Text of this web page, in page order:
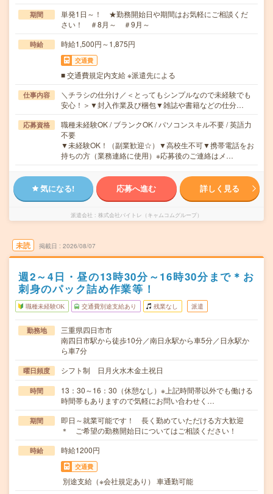
期間
単発1日～！ ★勤務開始日や期間はお気軽にご相談くだ
さい！ ＃8月～ ＃9月～
時給 時給1,500円～1,875円
交通費
■ 交通費規定内支給 ※派遣先による
仕事内容
＼チラシの仕分け／＜とってもシンプルなので未経験でも
安心！＞▼封入作業及び梱包▼雑誌や書籍などの仕分…
応募資格
職種未経験OK / ブランクOK / パソコンスキル不要 / 英語力
不要
▼未経験OK！（副業歓迎☆）▼高校生不可▼携帯電話をお
持ちの方（業務連絡に使用）※応募後のご連絡はメ…
気になる! 応募へ進む 詳しく見る
派遣会社 株式会社バイトレ（キャムコムグループ）
未読 掲載日 2026/08/07
週2～4日・昼の13時30分～16時30分まで＊お
刺身のパック詰め作業等！
職種未経験OK 交通費別途支給あり 残業なし 派遣
勤務地
三重県四日市市
南四日市駅から徒歩10分／南日永駅から車5分／日永駅か
ら車7分
曜日頻度 シフト制 日月火水木金土祝日
時間
13：30～16：30（休憩なし）※上記時間帯以外でも働ける
時間帯もありますので気軽にお問い合わせく…
期間
即日～就業可能です！ 長く勤めていただける方大歓迎
＊ ご希望の勤務開始日についてはご相談ください！
時給 時給1200円
交通費
別途支給（※会社規定あり） 車通勤可能